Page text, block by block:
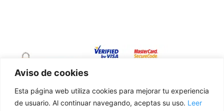
Aviso de cookies
Esta página web utiliza cookies para mejorar tu experiencia
de usuario. Al continuar navegando, aceptas su uso. Leer